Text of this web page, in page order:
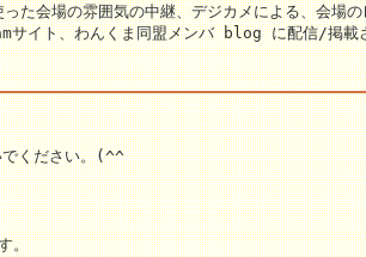
た会場の雰囲気の中継、デジカメによる、会場
サイト、わんくま同盟メンバ blog に配信/掲載
でください。(^^
。